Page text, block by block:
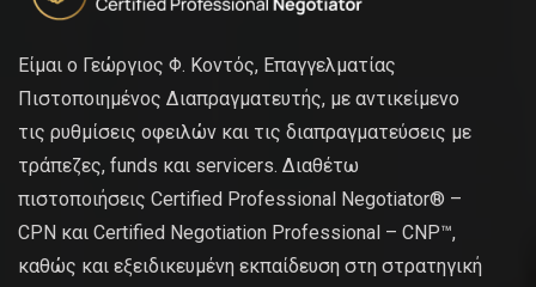
Είμαι ο Γεώργιος Φ. Κοντός, Επαγγελματίας
Πιστοποιημένος Διαπραγματευτής, με αντικείμενο
τις ρυθμίσεις οφειλών και τις διαπραγματεύσεις με
τράπεζες, funds και servicers. Διαθέτω
πιστοποιήσεις Certified Professional Negotiator® –
CPN και Certified Negotiation Professional – CNP™,
καθώς και εξειδικευμένη εκπαίδευση στη στρατηγική